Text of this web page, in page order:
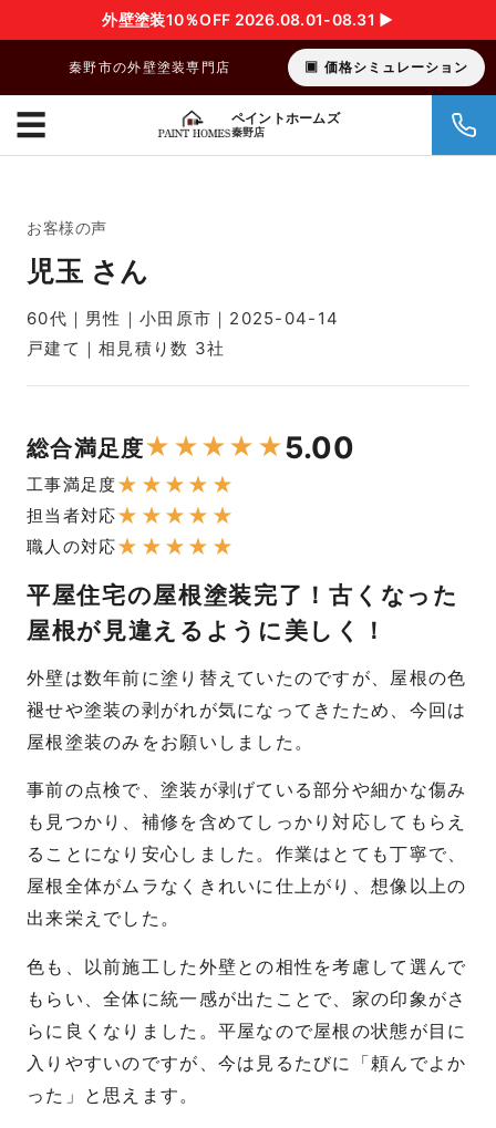
外壁塗装10％OFF 2026.08.01-08.31 ▶︎
秦野市の外壁塗装専門店 価格シミュレーション
ペイントホームズ
秦野店
☰
お客様の声
児玉 さん
60代｜男性｜小田原市｜2025-04-14
戸建て｜相見積り数 3社
総合満足度★ ★★★ ★5.00
工事満足度★ ★ ★ ★ ★
担当者対応★ ★ ★ ★ ★
職人の対応★ ★ ★ ★ ★
平屋住宅の屋根塗装完了！古くなった
屋根が見違えるように美しく！
外壁は数年前に塗り替えていたのですが、屋根の色
褪せや塗装の剥がれが気になってきたため、今回は
屋根塗装のみをお願いしました。
事前の点検で、塗装が剥げている部分や細かな傷み
も見つかり、補修を含めてしっかり対応してもらえ
ることになり安心しました。作業はとても丁寧で、
屋根全体がムラなくきれいに仕上がり、想像以上の
出来栄えでした。
色も、以前施工した外壁との相性を考慮して選んで
もらい、全体に統一感が出たことで、家の印象がさ
らに良くなりました。平屋なので屋根の状態が目に
入りやすいのですが、今は見るたびに「頼んでよか
った」と思えます。